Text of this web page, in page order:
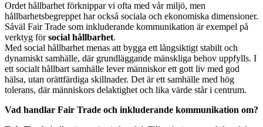
Ordet hållbarhet förknippar vi ofta med vår miljö, men
hållbarhetsbegreppet har också sociala och ekonomiska dimensioner.
Såväl Fair Trade som inkluderande kommunikation är exempel på
verktyg försocial hållbarhet.
Med social hållbarhet menas att bygga ett långsiktigt stabilt och
dynamiskt samhälle, där grundläggande mänskliga behov uppfylls. I
ett socialt hållbart samhälle lever människor ett gott liv med god
hälsa, utan orättfärdiga skillnader. Det är ett samhälle med hög
tolerans, där människors delaktighet och lika värde står i centrum.
Vad handlar Fair Trade och inkluderande kommunikation om?